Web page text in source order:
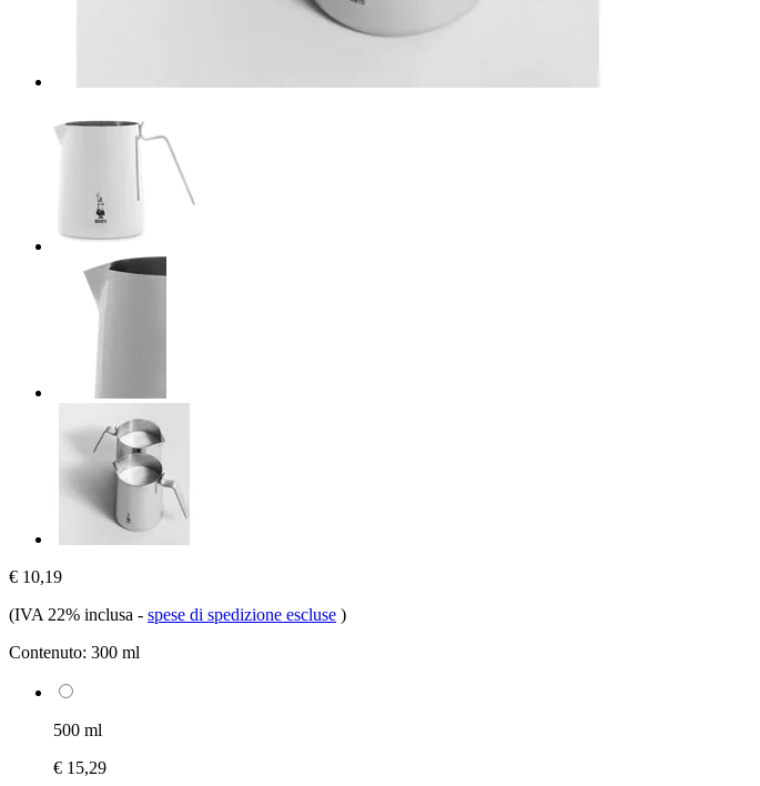
€ 10,19
(IVA 22% inclusa - spese di spedizione escluse )
Contenuto: 300 ml
500 ml
€ 15,29